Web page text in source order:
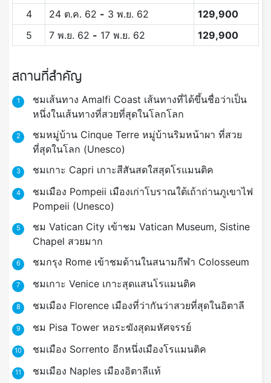
4
24 ต.ค. 62 - 3 พ.ย. 62
129,900
5
7 พ.ย. 62 - 17 พ.ย. 62 129,900
สถานที่สำคัญ
1
ชมเส้นทาง Amalfi Coast เส้นทางที่ได้ขึ้นชื่อว่าเป็น
หนึ่งในเส้นทางที่สวยที่สุดในโลกโลก
2
ชมหมู่บ้าน Cinque Terre หมู่บ้านริมหน้าผา ที่สวย
ที่สุดในโลก (Unesco)
3 ชมเกาะ Capri เกาะสีสันสดใสสุดโรแมนติค
4
ชมเมือง Pompeii เมืองเก่าโบราณใต้เถ้าถ่านภูเขาไฟ
Pompeii (Unesco)
5
ชม Vatican City เข้าชม Vatican Museum, Sistine
Chapel สวยมาก
6 ชมกรุง Rome เข้าชมด้านในสนามกีฬา Colosseum
7 ชมเกาะ Venice เกาะสุดแสนโรแมนติค
8 ชมเมือง Florence เมืองที่ว่ากันว่าสวยที่สุดในอิตาลี
9 ชม Pisa Tower หอระฆังสุดมหัศจรรย์
10 ชมเมือง Sorrento อีกหนึ่งเมืองโรแมนติค
11 ชมเมือง Naples เมืองอิตาลีแท้